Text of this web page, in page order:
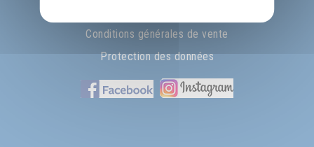
Conditions générales de vente
Protection des données